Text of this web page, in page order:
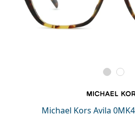
Michael Kors Avila